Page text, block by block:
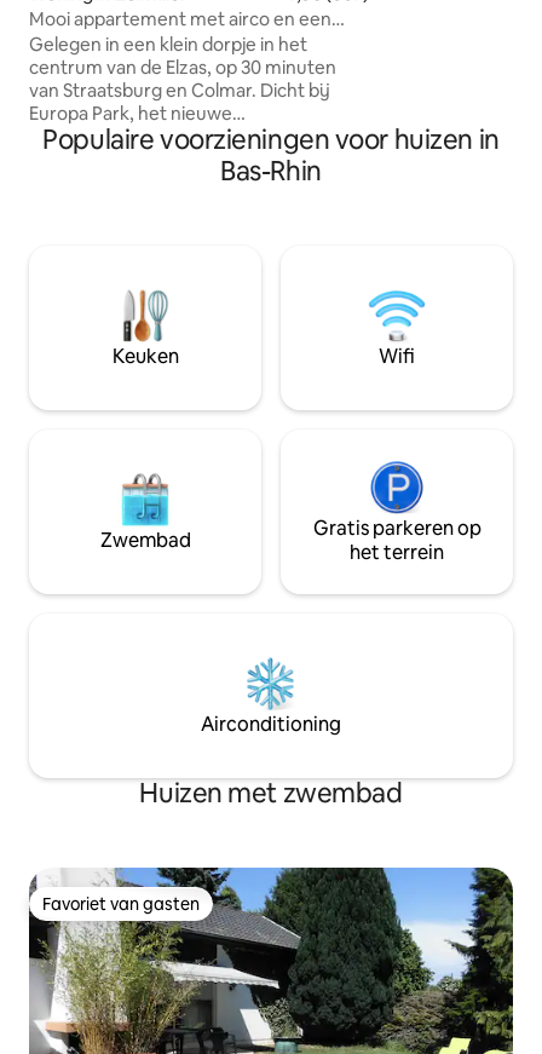
Mooi appartement met airco en een
groot eigen terras.
Gelegen in een klein dorpje in het
centrum van de Elzas, op 30 minuten
van Straatsburg en Colmar. Dicht bij
Europa Park, het nieuwe
videogamesmuseum, kerstmarkten, de
wijnroute, gastronomische markten,
enz. Het appartement is 80m2 en is
tot een verblijf van max 6 personen.
Perfect voor een rustige vakantie dicht
bij dingen te doen om alle leeftijden
tevreden te stellen!
Populaire voorzieningen voor huizen in
Bas-Rhin
Keuken Wifi
Zwembad
Gratis parkeren op
het terrein
Airconditioning
Huizen met zwembad
Favoriet van gasten
Favoriet van gasten